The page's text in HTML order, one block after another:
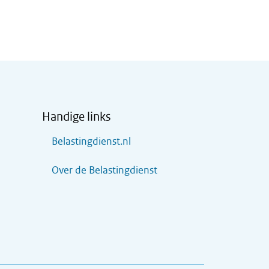
Handige links
Belastingdienst.nl
Over de Belastingdienst